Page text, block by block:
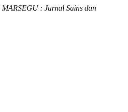
MARSEGU : Jurnal Sains dan